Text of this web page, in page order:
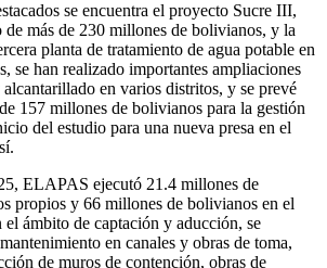
se encuentra el proyecto Sucre III,
más de 230 millones de bolivianos, y la
planta de tratamiento de agua potable en
se han realizado importantes ampliaciones
alcantarillado en varios distritos, y se prevé
157 millones de bolivianos para la gestión
del estudio para una nueva presa en el
ELAPAS ejecutó 21.4 millones de
propios y 66 millones de bolivianos en el
ámbito de captación y aducción, se
en canales y obras de toma,
de muros de contención, obras de